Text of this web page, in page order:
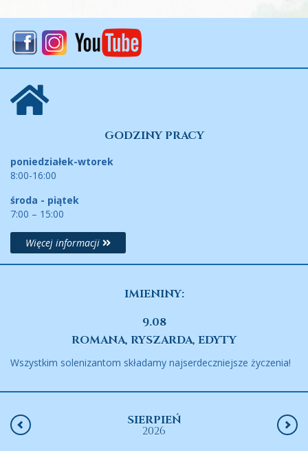
GODZINY PRACY
poniedziałek-wtorek
8:00-16:00
środa - piątek
7:00 – 15:00
Więcej informacji
IMIENINY:
9.08
ROMANA, RYSZARDA, EDYTY
Wszystkim solenizantom składamy najserdeczniejsze życzenia!
SIERPIEŃ
2026